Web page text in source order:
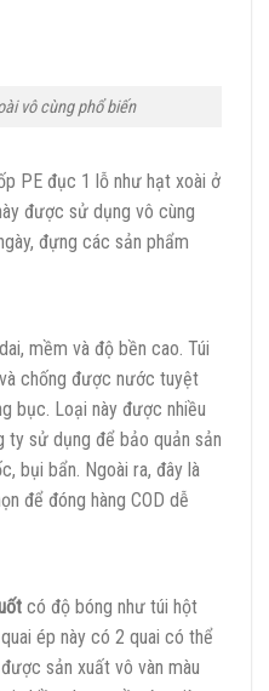
vô cùng phổ biến
PE đục 1 lỗ như hạt xoài ở
được sử dụng vô cùng
đựng các sản phẩm
mềm và độ bền cao. Túi
chống được nước tuyệt
bục. Loại này được nhiều
ty sử dụng để bảo quản sản
bụi bẩn. Ngoài ra, đây là
để đóng hàng COD dễ
có độ bóng như túi hột
ép này có 2 quai có thể
sản xuất vô vàn màu